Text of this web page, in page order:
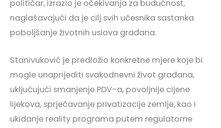
političar, izrazio je očekivanja za budućnost,
naglašavajući da je cilj svih učesnika sastanka
poboljšanje životnih uslova građana.
Stanivuković je predložio konkretne mjere koje bi
mogle unaprijediti svakodnevni život građana,
uključujući smanjenje PDV-a, povoljnije cijene
lijekova, sprječavanje privatizacije zemlje, kao i
ukidanje reality programa putem regulatorne